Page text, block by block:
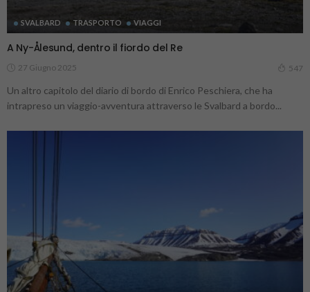
SVALBARD TRASPORTO VIAGGI
A Ny-Ålesund, dentro il fiordo del Re
27 Giugno 2025 547
Un altro capitolo del diario di bordo di Enrico Peschiera, che ha
intrapreso un viaggio-avventura attraverso le Svalbard a bordo...